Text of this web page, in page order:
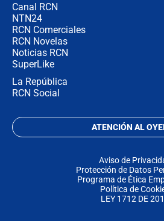
Canal RCN
NTN24
RCN Comerciales
RCN Novelas
Noticias RCN
SuperLike
La República
RCN Social
ATENCIÓN AL
Aviso de
Protección de Datos
Programa de Ética
Política de
LEY 1712 DE